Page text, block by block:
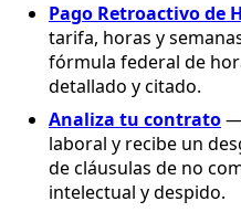
Pago Retroactivo de
tarifa, horas y
fórmula federal de
detallado y citado.
Analiza tu contrato—
laboral y recibe un
de cláusulas de no
intelectual y despido.